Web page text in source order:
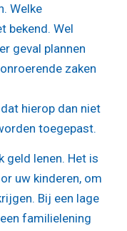
Welke
bekend. Wel
geval plannen
zaken
hierop dan niet
toegepast.
geld lenen. Het is
uw kinderen, om
Bij een lage
familielening